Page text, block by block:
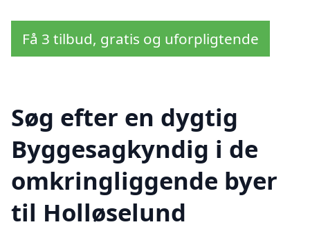
Få 3 tilbud, gratis og uforpligtende
Søg efter en dygtig
Byggesagkyndig i de
omkringliggende byer
til Holløselund